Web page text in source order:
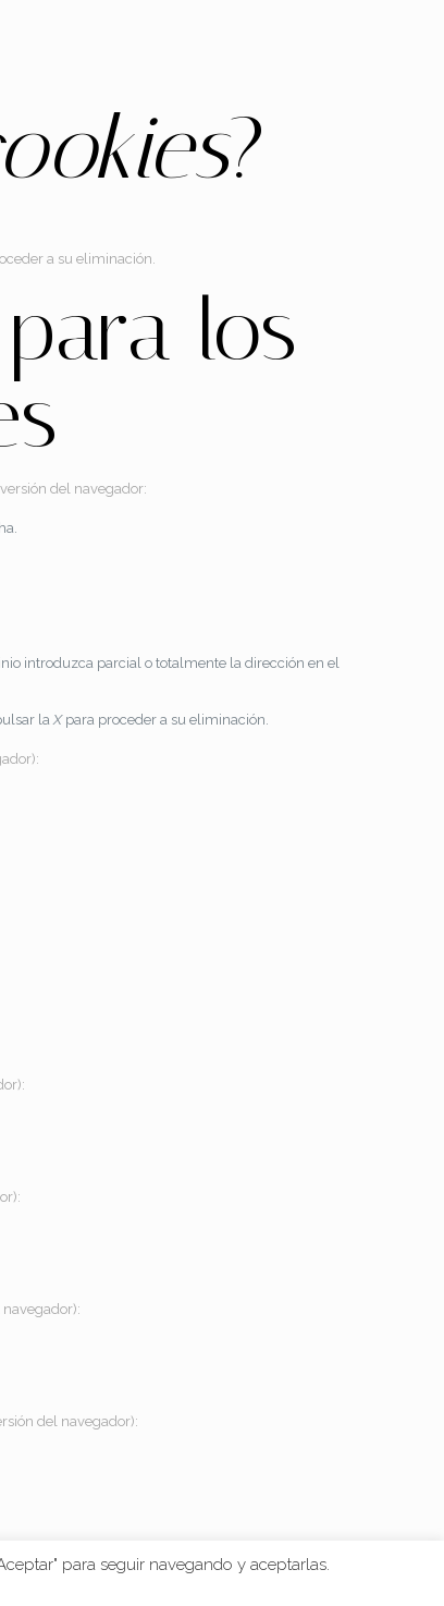
?
a su eliminación.
los
del navegador:
introduzca parcial o totalmente la dirección en el
laXpara proceder a su eliminación.
del navegador):
para seguir navegando y aceptarlas.